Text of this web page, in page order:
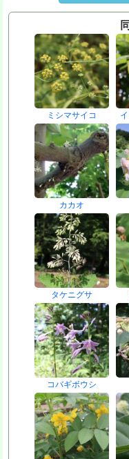
ミシマサイコ
カカオ
タケニグサ
コバギボウシ